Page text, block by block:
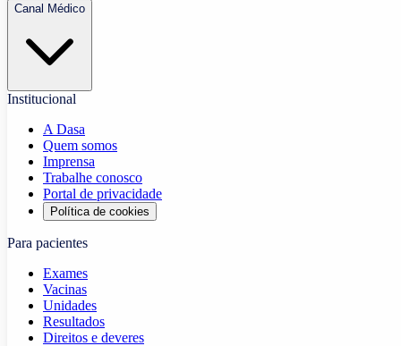
Canal Médico
Institucional
A Dasa
Quem somos
Imprensa
Trabalhe conosco
Portal de privacidade
Política de cookies
Para pacientes
Exames
Vacinas
Unidades
Resultados
Direitos e deveres